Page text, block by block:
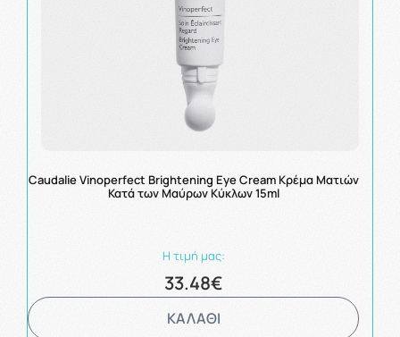
Caudalie Vinoperfect Brightening Eye Cream Κρέμα Ματιών
Κατά των Μαύρων Κύκλων 15ml
Η τιμή μας:
33.48€
ΚΑΛΑΘΙ